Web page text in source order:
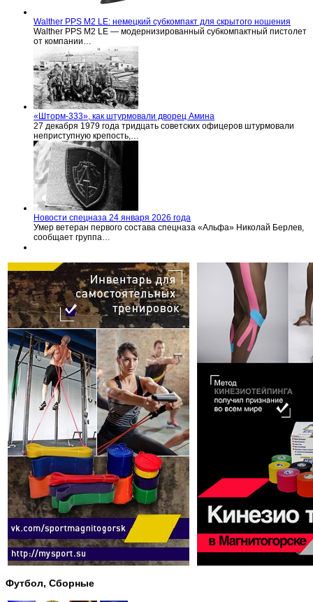
Walther PPS M2 LE: немецкий субкомпакт для скрытого ношения
Walther PPS M2 LE — модернизированный субкомпактный пистолет
от компании…
«Шторм-333», как штурмовали дворец Амина
27 декабря 1979 года тридцать советских офицеров штурмовали
неприступную крепость,…
Новости спецназа 24 января 2026 года
Умер ветеран первого состава спецназа «Альфа» Николай Берлев,
сообщает группа…
Футбол, Сборные